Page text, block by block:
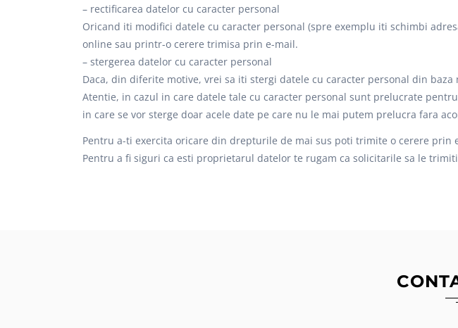
– rectificarea datelor cu caracter personal
Oricand iti modifici datele cu caracter personal (spre exemplu iti schimbi
online sau printr-o cerere trimisa prin e-mail.
– stergerea datelor cu caracter personal
Daca, din diferite motive, vrei sa iti stergi datele cu caracter personal din
Atentie, in cazul in care datele tale cu caracter personal sunt prelucrate
in care se vor sterge doar acele date pe care nu le mai putem prelucra fara
Pentru a-ti exercita oricare din drepturile de mai sus poti trimite o cerere
Pentru a fi siguri ca esti proprietarul datelor te rugam ca solicitarile sa le